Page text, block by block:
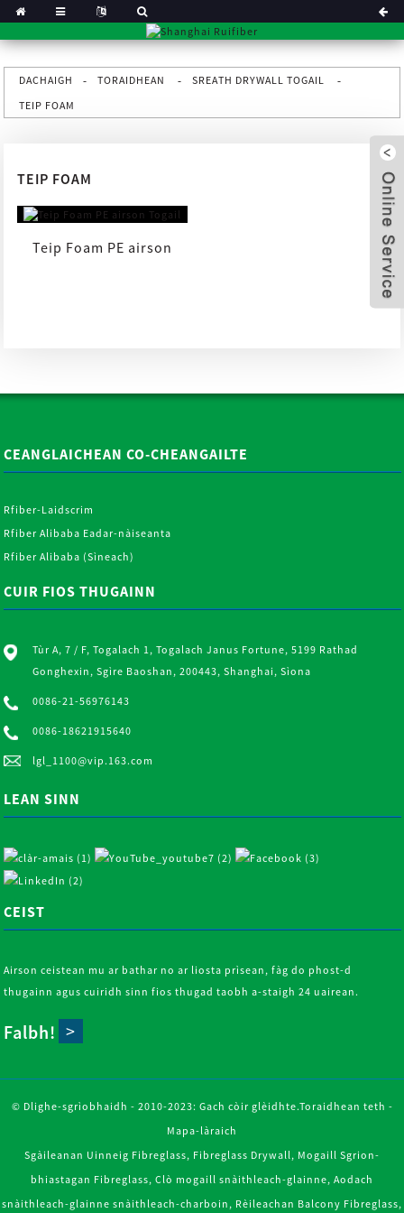
DACHAIGH TORAIDHEAN
SREATH DRYWALL TOGAIL
TEIP FOAM
TEIP FOAM
Teip Foam PE airson
CEANGLAICHEAN CO-CHEANGAILTE
Rfiber-Laidscrim
Rfiber Alibaba Eadar-nàiseanta
Rfiber Alibaba (Sìneach)
CUIR FIOS THUGAINN
Tùr A, 7 / F, Togalach 1, Togalach Janus Fortune, 5199 Rathad
Gonghexin, Sgìre Baoshan, 200443, Shanghai, Sìona
0086-21-56976143
0086-18621915640
lgl_1100@vip.163.com
LEAN SINN
CEIST
Airson ceistean mu ar bathar no ar liosta prìsean, fàg do phost-d
thugainn agus cuiridh sinn fios thugad taobh a-staigh 24 uairean.
Falbh!
© Dlighe-sgrìobhaidh - 2010-2023: Gach còir glèidhte.Toraidhean teth -
Mapa-làraich
Sgàileanan Uinneig Fibreglass, Fibreglass Drywall , Mogaill Sgrion-
bhiastagan Fibreglass, Clò mogaill snàithleach-glainne, Aodach
snàithleach-glainne snàithleach-charboin , Rèileachan Balcony Fibreglass,